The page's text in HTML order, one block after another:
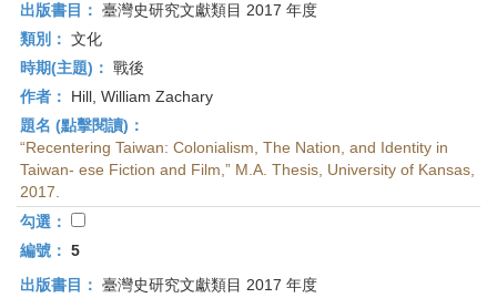
出版書目： 臺灣史研究文獻類目 2017 年度
類別： 文化
時期(主題)： 戰後
作者：
Hill, William Zachary
題名 (點擊閱讀)：
“Recentering Taiwan: Colonialism, The Nation, and Identity in
Taiwan- ese Fiction and Film,” M.A. Thesis, University of Kansas,
2017.
勾選：
編號： 5
出版書目： 臺灣史研究文獻類目 2017 年度